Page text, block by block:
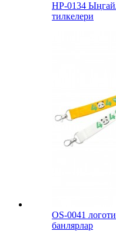
HP-0134
тилкелери
OS-0041
банлярлар